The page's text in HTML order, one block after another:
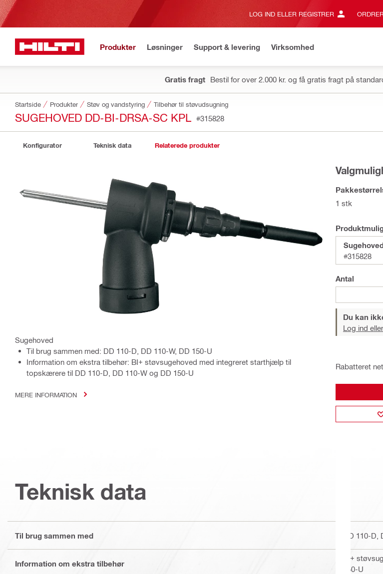
LOG IND ELLER REGISTRER
Produkter Løsninger Support & levering Virksomhed
Gratis fragt Bestil for over 2.000 kr. og få gratis fragt på
Startside Produkter Støv og vandstyring Tilbehør til støvudsugning
SUGEHOVED DD-BI-DRSA-SC KPL #315828
Konfigurator Teknisk data Relaterede produkter
Sugehoved
Til brug sammen med: DD 110-D, DD 110-W, DD 150-U
Information om ekstra tilbehør: BI+ støvsugehoved med integreret starthjælp til
topskærere til DD 110-D, DD 110-W og DD 150-U
MERE INFORMATION
1 stk
#315828
Antal
Du kan
Log ind
Rabatteret
Teknisk data
Til brug sammen med DD 110-
Information om ekstra tilbehør
BI+
150-U